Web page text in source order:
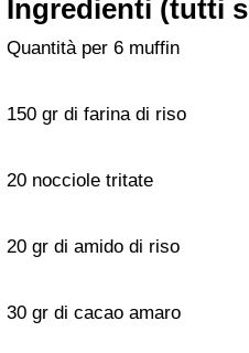
Ingredienti (tutti
Quantità per 6 muffin
150 gr di farina di riso
20 nocciole tritate
20 gr di amido di riso
30 gr di cacao amaro